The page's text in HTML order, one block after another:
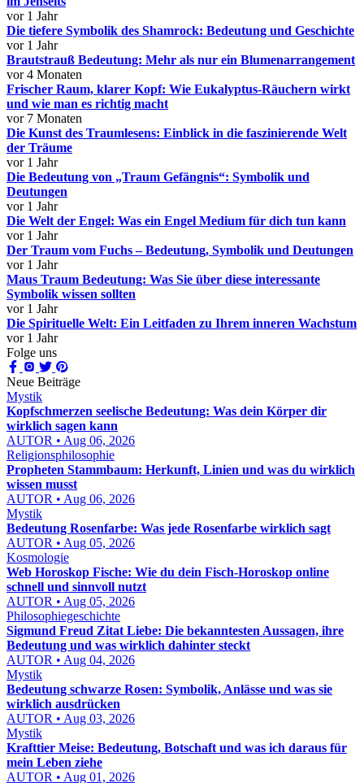
vor 1 Jahr
Die tiefere Symbolik des Shamrock: Bedeutung und Geschichte
vor 1 Jahr
Brautstrauß Bedeutung: Mehr als nur ein Blumenarrangement
vor 4 Monaten
Frischer Raum, klarer Kopf: Wie Eukalyptus-Räuchern wirkt
und wie man es richtig macht
vor 7 Monaten
Die Kunst des Traumlesens: Einblick in die faszinierende Welt
der Träume
vor 1 Jahr
Die Bedeutung von „Traum Gefängnis“: Symbolik und
Deutungen
vor 1 Jahr
Die Welt der Engel: Was ein Engel Medium für dich tun kann
vor 1 Jahr
Der Traum vom Fuchs – Bedeutung, Symbolik und Deutungen
vor 1 Jahr
Maus Traum Bedeutung: Was Sie über diese interessante
Symbolik wissen sollten
vor 1 Jahr
Die Spirituelle Welt: Ein Leitfaden zu Ihrem inneren Wachstum
vor 1 Jahr
Folge uns
Neue Beiträge
Mystik
Kopfschmerzen seelische Bedeutung: Was dein Körper dir
wirklich sagen kann
AUTOR • Aug 06, 2026
Religionsphilosophie
Propheten Stammbaum: Herkunft, Linien und was du wirklich
wissen musst
AUTOR • Aug 06, 2026
Mystik
Bedeutung Rosenfarbe: Was jede Rosenfarbe wirklich sagt
AUTOR • Aug 05, 2026
Kosmologie
Web Horoskop Fische: Wie du dein Fisch-Horoskop online
schnell und sinnvoll nutzt
AUTOR • Aug 05, 2026
Philosophiegeschichte
Sigmund Freud Zitat Liebe: Die bekanntesten Aussagen, ihre
Bedeutung und was wirklich dahinter steckt
AUTOR • Aug 04, 2026
Mystik
Bedeutung schwarze Rosen: Symbolik, Anlässe und was sie
wirklich ausdrücken
AUTOR • Aug 03, 2026
Mystik
Krafttier Meise: Bedeutung, Botschaft und was ich daraus für
mein Leben ziehe
AUTOR • Aug 01, 2026